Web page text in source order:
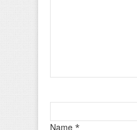
Name *